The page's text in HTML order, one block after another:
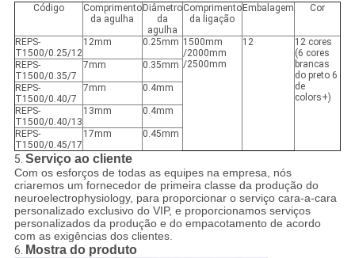
Código
Comprimento
da agulha
Diâmetro
da
agulha
Comprimento
da ligação
Embalagem Cor
REPS-
T1500/0.25/12
12mm 0.25mm 1500mm
/2000mm
/2500mm
12
12 cores
(6 cores
brancas
do preto 6
de
colors+)
REPS-
T1500/0.35/7
7mm 0.35mm
REPS-
T1500/0.40/7
7mm 0.4mm
REPS-
T1500/0.40/13
13mm 0.4mm
REPS-
T1500/0.45/17
17mm 0.45mm
5. Serviço ao cliente
Com os esforços de todas as equipes na empresa, nós
criaremos um fornecedor de primeira classe da produção do
neuroelectrophysiology, para proporcionar o serviço cara-a-cara
personalizado exclusivo do VIP, e proporcionamos serviços
personalizados da produção e do empacotamento de acordo
com as exigências dos clientes.
6. Mostra do produto